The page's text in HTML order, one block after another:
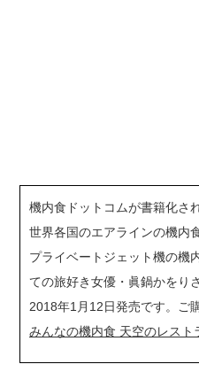
機内食ドットコムが書籍化さ
世界各国のエアラインの機内
プライベートジェット機の機
ての旅好き女優・眞鍋かをり
2018年1月12日発売です。ご
みんなの機内食 天空のレスト